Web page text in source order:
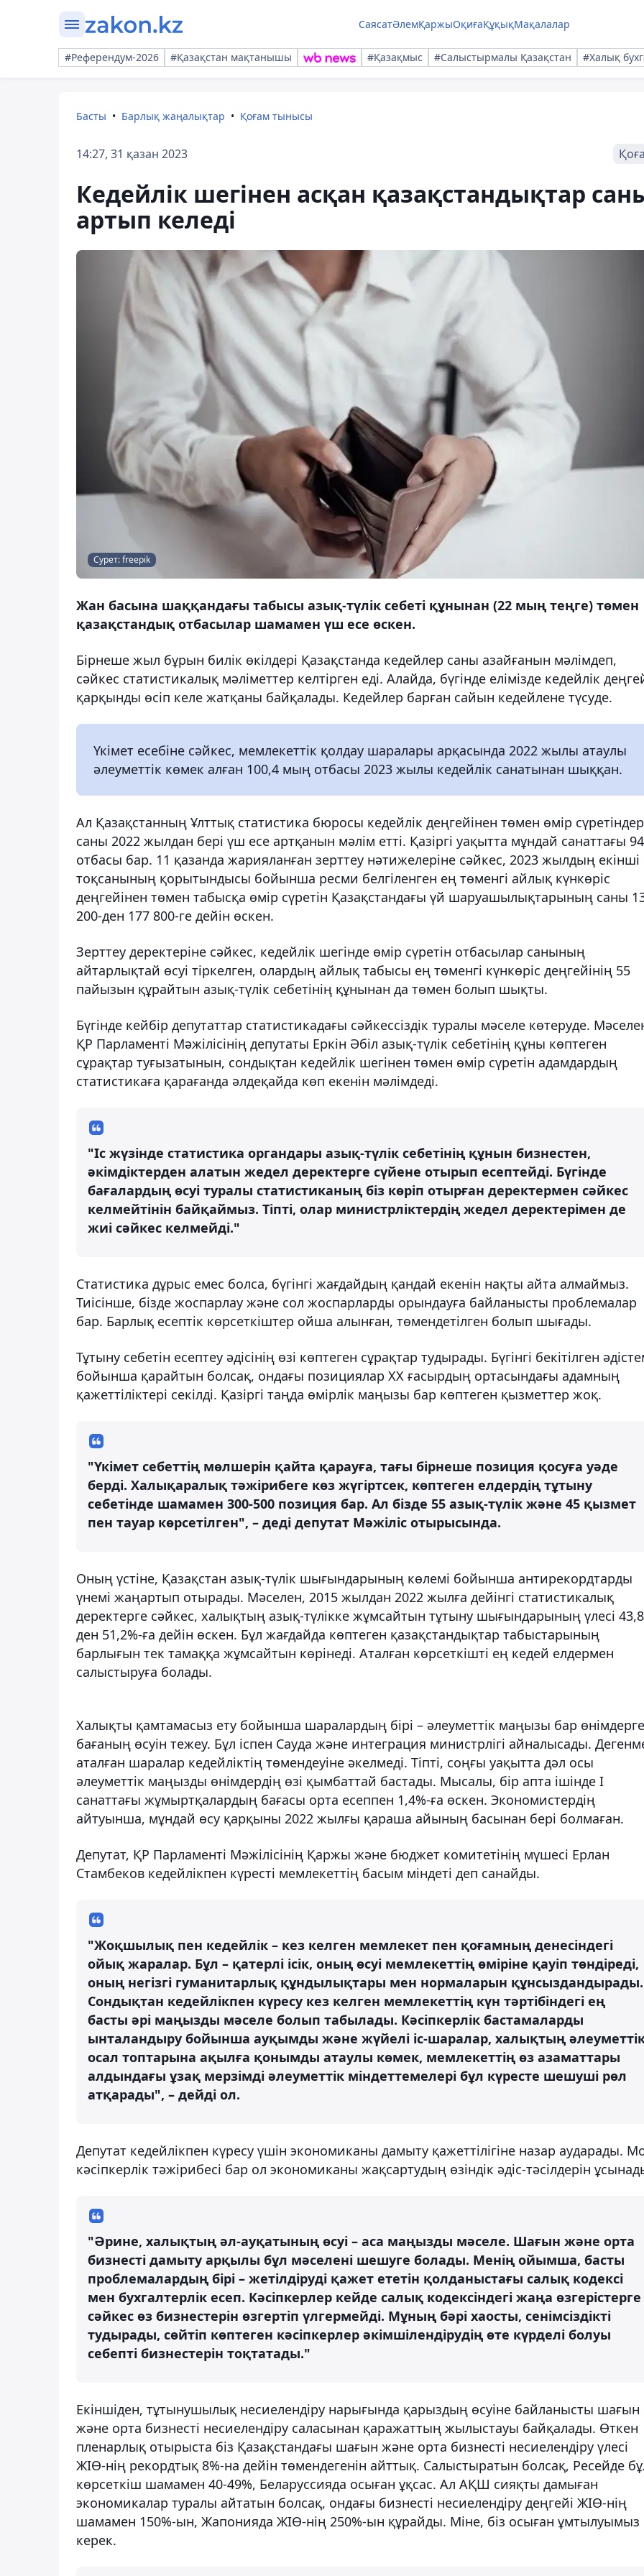
СаясатӘлемҚаржыОқиғаҚұқықМақалалар
#Референдум-2026 #Қазақстан мақтанышы #Қазақмыс #Салыстырмалы Қазақстан #Халық
Басты Барлық жаңалықтар Қоғам тынысы
14:27, 31 қазан 2023
Кедейлік шегінен асқан қазақстандықтар
артып келеді
Сурет: freepik
Жан басына шаққандағы табысы азық-түлік себеті құнынан (22 мың теңге) төмен
қазақстандық отбасылар шамамен үш есе өскен.
Бірнеше жыл бұрын билік өкілдері Қазақстанда кедейлер саны азайғанын мәлімдеп,
сәйкес статистикалық мәліметтер келтірген еді. Алайда, бүгінде елімізде кедейлік
қарқынды өсіп келе жатқаны байқалады. Кедейлер барған сайын кедейлене түсуде.
Үкімет есебіне сәйкес, мемлекеттік қолдау шаралары арқасында 2022 жылы атаулы
әлеуметтік көмек алған 100,4 мың отбасы 2023 жылы кедейлік санатынан шыққан.
Ал Қазақстанның Ұлттық статистика бюросы кедейлік деңгейінен төмен өмір сүретіндер
саны 2022 жылдан бері үш есе артқанын мәлім етті. Қазіргі уақытта мұндай санаттағы
отбасы бар. 11 қазанда жарияланған зерттеу нәтижелеріне сәйкес, 2023 жылдың екінші
тоқсанының қорытындысы бойынша ресми белгіленген ең төменгі айлық күнкөріс
деңгейінен төмен табысқа өмір сүретін Қазақстандағы үй шаруашылықтарының саны
200-ден 177 800-ге дейін өскен.
Зерттеу деректеріне сәйкес, кедейлік шегінде өмір сүретін отбасылар санының
айтарлықтай өсуі тіркелген, олардың айлық табысы ең төменгі күнкөріс деңгейінің 55
пайызын құрайтын азық-түлік себетінің құнынан да төмен болып шықты.
Бүгінде кейбір депутаттар статистикадағы сәйкессіздік туралы мәселе көтеруде.
ҚР Парламенті Мәжілісінің депутаты Еркін Әбіл азық-түлік себетінің құны көптеген
сұрақтар туғызатынын, сондықтан кедейлік шегінен төмен өмір сүретін адамдардың
статистикаға қарағанда әлдеқайда көп екенін мәлімдеді.
"Іс жүзінде статистика органдары азық-түлік себетінің құнын бизнестен,
әкімдіктерден алатын жедел деректерге сүйене отырып есептейді. Бүгінде
бағалардың өсуі туралы статистиканың біз көріп отырған деректермен сәйкес
келмейтінін байқаймыз. Тіпті, олар министрліктердің жедел деректерімен де
жиі сәйкес келмейді."
Статистика дұрыс емес болса, бүгінгі жағдайдың қандай екенін нақты айта алмаймыз.
Тиісінше, бізде жоспарлау және сол жоспарларды орындауға байланысты проблемалар
бар. Барлық есептік көрсеткіштер ойша алынған, төмендетілген болып шығады.
Тұтыну себетін есептеу әдісінің өзі көптеген сұрақтар тудырады. Бүгінгі бекітілген
бойынша қарайтын болсақ, ондағы позициялар ХХ ғасырдың ортасындағы адамның
қажеттіліктері секілді. Қазіргі таңда өмірлік маңызы бар көптеген қызметтер жоқ.
"Үкімет себеттің мөлшерін қайта қарауға, тағы бірнеше позиция қосуға уәде
берді. Халықаралық тәжірибеге көз жүгіртсек, көптеген елдердің тұтыну
себетінде шамамен 300-500 позиция бар. Ал бізде 55 азық-түлік және 45 қызмет
пен тауар көрсетілген", – деді депутат Мәжіліс отырысында.
Оның үстіне, Қазақстан азық-түлік шығындарының көлемі бойынша антирекордтарды
үнемі жаңартып отырады. Мәселен, 2015 жылдан 2022 жылға дейінгі статистикалық
деректерге сәйкес, халықтың азық-түлікке жұмсайтын тұтыну шығындарының үлесі
ден 51,2%-ға дейін өскен. Бұл жағдайда көптеген қазақстандықтар табыстарының
барлығын тек тамаққа жұмсайтын көрінеді. Аталған көрсеткішті ең кедей елдермен
салыстыруға болады.
Халықты қамтамасыз ету бойынша шаралардың бірі – әлеуметтік маңызы бар өнімдерге
бағаның өсуін тежеу. Бұл іспен Сауда және интеграция министрлігі айналысады.
аталған шаралар кедейліктің төмендеуіне әкелмеді. Тіпті, соңғы уақытта дәл осы
әлеуметтік маңызды өнімдердің өзі қымбаттай бастады. Мысалы, бір апта ішінде I
санаттағы жұмыртқалардың бағасы орта есеппен 1,4%-ға өскен. Экономистердің
айтуынша, мұндай өсу қарқыны 2022 жылғы қараша айының басынан бері болмаған.
Депутат, ҚР Парламенті Мәжілісінің Қаржы және бюджет комитетінің мүшесі Ерлан
Стамбеков кедейлікпен күресті мемлекеттің басым міндеті деп санайды.
"Жоқшылық пен кедейлік – кез келген мемлекет пен қоғамның денесіндегі
ойық жаралар. Бұл – қатерлі ісік, оның өсуі мемлекеттің өміріне қауіп төндіреді,
оның негізгі гуманитарлық құндылықтары мен нормаларын құнсыздандырады.
Сондықтан кедейлікпен күресу кез келген мемлекеттің күн тәртібіндегі ең
басты әрі маңызды мәселе болып табылады. Кәсіпкерлік бастамаларды
ынталандыру бойынша ауқымды және жүйелі іс-шаралар, халықтың
осал топтарына ақылға қонымды атаулы көмек, мемлекеттің өз азаматтары
алдындағы ұзақ мерзімді әлеуметтік міндеттемелері бұл күресте шешуші рөл
атқарады", – дейді ол.
Депутат кедейлікпен күресу үшін экономиканы дамыту қажеттілігіне назар аударады.
кәсіпкерлік тәжірибесі бар ол экономиканы жақсартудың өзіндік әдіс-тәсілдерін
"Әрине, халықтың әл-ауқатының өсуі – аса маңызды мәселе. Шағын және орта
бизнесті дамыту арқылы бұл мәселені шешуге болады. Менің ойымша, басты
проблемалардың бірі – жетілдіруді қажет ететін қолданыстағы салық кодексі
мен бухгалтерлік есеп. Кәсіпкерлер кейде салық кодексіндегі жаңа өзгерістерге
сәйкес өз бизнестерін өзгертіп үлгермейді. Мұның бәрі хаосты, сенімсіздікті
тудырады, сөйтіп көптеген кәсіпкерлер әкімшілендірудің өте күрделі болуы
себепті бизнестерін тоқтатады."
Екіншіден, тұтынушылық несиелендіру нарығында қарыздың өсуіне байланысты шағын
және орта бизнесті несиелендіру саласынан қаражаттың жылыстауы байқалады. Өткен
пленарлық отырыста біз Қазақстандағы шағын және орта бизнесті несиелендіру үлесі
ЖІӨ-нің рекордтық 8%-на дейін төмендегенін айттық. Салыстыратын болсақ, Ресейде
көрсеткіш шамамен 40-49%, Беларуссияда осыған ұқсас. Ал АҚШ сияқты дамыған
экономикалар туралы айтатын болсақ, ондағы бизнесті несиелендіру деңгейі ЖІӨ-нің
шамамен 150%-ын, Жапонияда ЖІӨ-нің 250%-ын құрайды. Міне, біз осыған ұмтылуымыз
керек.